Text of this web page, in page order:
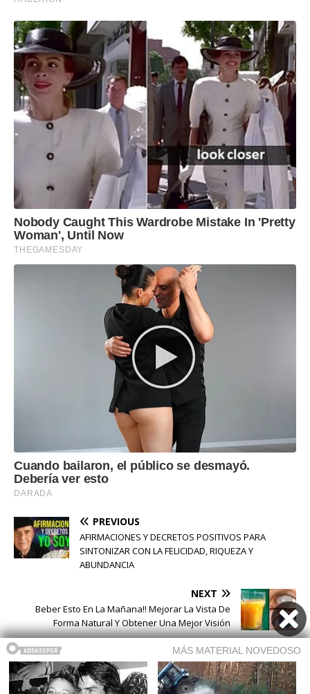
PREVIOUS
AFIRMACIONES Y DECRETOS POSITIVOS PARA
SINTONIZAR CON LA FELICIDAD, RIQUEZA Y
ABUNDANCIA
NEXT
Beber Esto En La Mañana!! Mejorar La Vista De
Forma Natural Y Obtener Una Mejor Visión
Buscar